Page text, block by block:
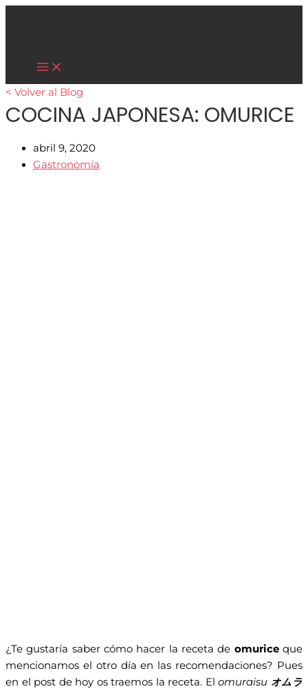
Ir
Main
< Volver al Blog
COCINA JAPONESA: OMURICE
abril 9, 2020
Gastronomía
¿Te gustaría saber cómo hacer la receta de omuriceque
mencionamos el otro día en las recomendaciones? Pues
en el post de hoy os traemos la receta. Elomuraisu オムラ